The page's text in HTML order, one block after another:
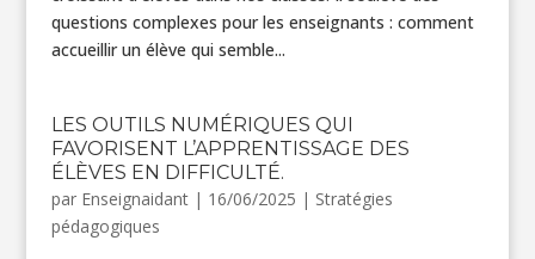
questions complexes pour les enseignants : comment
accueillir un élève qui semble...
LES OUTILS NUMÉRIQUES QUI
FAVORISENT L’APPRENTISSAGE DES
ÉLÈVES EN DIFFICULTÉ.
par Enseignaidant| 16/06/2025 | Stratégies
pédagogiques